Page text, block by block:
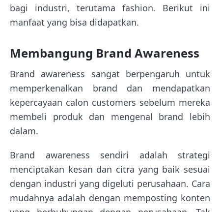
bagi industri, terutama fashion. Berikut ini
manfaat yang bisa didapatkan.
Membangung Brand Awareness
Brand awareness sangat berpengaruh untuk
memperkenalkan brand dan mendapatkan
kepercayaan calon customers sebelum mereka
membeli produk dan mengenal brand lebih
dalam.
Brand awareness sendiri adalah strategi
menciptakan kesan dan citra yang baik sesuai
dengan industri yang digeluti perusahaan. Cara
mudahnya adalah dengan memposting konten